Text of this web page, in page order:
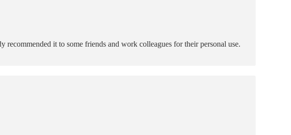
it to some friends and work colleagues for their personal use.